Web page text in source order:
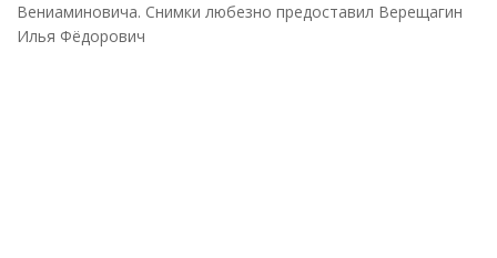
Вениаминовича. Снимки любезно предоставил Верещагин
Илья Фёдорович